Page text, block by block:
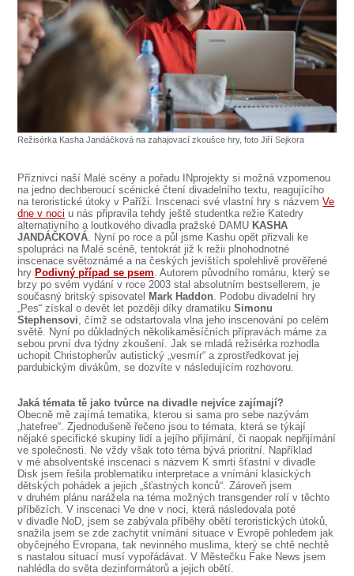
KONTAKTY
O DIVADLE
SOUBOR
DÁLE NABÍZÍME
Režisérka Kasha Jandáčková na zahajovací zkoušce hry, foto Jiří Sejkora
Příznivci naší Malé scény a pořadu INprojekty si možná vzpomenou
na jedno dechberoucí scénické čtení divadelního textu, reagujícího
na teroristické útoky v Paříži. Inscenaci své vlastní hry s názvemVe
dne v noci u nás připravila tehdy ještě studentka režie Katedry
alternativního a loutkového divadla pražské DAMU KASHA
JANDÁČKOVÁ. Nyní po roce a půl jsme Kashu opět přizvali ke
spolupráci na Malé scéně, tentokrát již k režii plnohodnotné
inscenace světoznámé a na českých jevištích spolehlivě prověřené
hry Podivný případ se psem. Autorem původního románu, který se
brzy po svém vydání v roce 2003 stal absolutním bestsellerem, je
současný britský spisovatel Mark Haddon. Podobu divadelní hry
„Pes“ získal o devět let později díky dramatiku Simonu
Stephensovi, čímž se odstartovala vlna jeho inscenování po celém
světě. Nyní po důkladných několikaměsíčních přípravách máme za
sebou první dva týdny zkoušení. Jak se mladá režisérka rozhodla
uchopit Christopherův autistický „vesmír“ a zprostředkovat jej
pardubickým divákům, se dozvíte v následujícím rozhovoru.
Jaká témata tě jako tvůrce na divadle nejvíce zajímají?
Obecně mě zajímá tematika, kterou si sama pro sebe nazývám
„hatefree“. Zjednodušeně řečeno jsou to témata, která se týkají
nějaké specifické skupiny lidí a jejího přijímání, či naopak nepřijímání
ve společnosti. Ne vždy však toto téma bývá prioritní. Například
v mé absolventské inscenaci s názvem K smrti šťastní v divadle
Disk jsem řešila problematiku interpretace a vnímání klasických
dětských pohádek a jejich „šťastných konců“. Zároveň jsem
v druhém plánu narážela na téma možných transgender rolí v těchto
příbězích. V inscenaci Ve dne v noci, která následovala poté
v divadle NoD, jsem se zabývala příběhy obětí teroristických útoků,
snažila jsem se zde zachytit vnímání situace v Evropě pohledem jak
obyčejného Evropana, tak nevinného muslima, který se chtě nechtě
s nastalou situací musí vypořádávat. V Městečku Fake News jsem
nahlédla do světa dezinformátorů a jejich obětí.